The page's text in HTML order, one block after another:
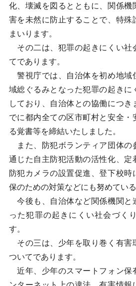
化、壊滅を図るとともに、関係機
害を未然に防止することで、特殊
まいります。
その二は、犯罪の起きにくい社
てであります。
警視庁では、自治体を初め地域
域総ぐるみとなった犯罪の起きに
しており、自治体との協働につき
でに都内全ての区市町村と安全・
る覚書等を締結いたしました。
また、防犯ボランティア団体の
通じた自主防犯活動の活性化、定
防犯カメラの設置促進、登下校時
保のための対策などにも努めている
今後も、自治体など関係機関と
った犯罪の起きにくい社会づく
す。
その三は、少年を取り巻く有害
ついてであります。
近年、少年のスマートフォン保